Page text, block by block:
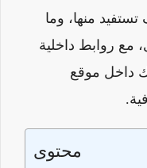
منها، وما
مع روابط داخلية
داخل موقع
محتوى